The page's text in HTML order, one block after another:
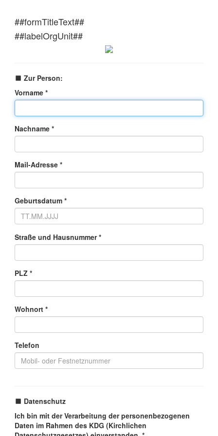
##formTitleText##
##labelOrgUnit##
Zur Person:
Vorname *
Nachname *
Mail-Adresse *
Geburtsdatum *
Straße und Hausnummer *
PLZ *
Wohnort *
Telefon
Datenschutz
Ich bin mit der Verarbeitung der personenbezogenen
Daten im Rahmen des KDG (Kirchlichen